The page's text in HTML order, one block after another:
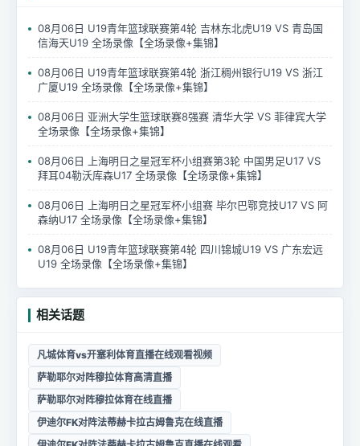
08月06日 U19青年篮球联赛第4轮 吉林东北虎U19 VS 青岛国
信海天U19 全场录像【全场录像+集锦】
08月06日 U19青年篮球联赛第4轮 浙江稠州银行U19 VS 浙江
广厦U19 全场录像【全场录像+集锦】
08月06日 亚洲大学生篮球联赛8强赛 清华大学 VS 菲律宾大学
全场录像【全场录像+集锦】
08月06日 上海明日之星冠军杯小组赛第3轮 中国男足U17 VS
拜耳04勒沃库森U17 全场录像【全场录像+集锦】
08月06日 上海明日之星冠军杯小组赛 毕尔巴鄂竞技U17 VS 阿
森纳U17 全场录像【全场录像+集锦】
08月06日 U19青年篮球联赛第4轮 四川锦城U19 VS 广东宏远
U19 全场录像【全场录像+集锦】
相关话题
凡城体育vs开塞利体育直播在线观看视频
萨勒耶尔对阵穆拉体育高清直播
萨勒耶尔对阵穆拉体育在线直播
伊迪尔FK对阵法蒂赫卡拉古姆鲁克在线直播